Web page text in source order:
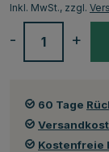
Inkl. MwSt., zzgl.
+
-
60 Tage
Kostenfreie